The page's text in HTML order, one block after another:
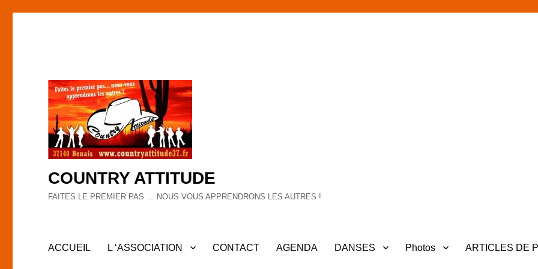
COUNTRY ATTITUDE
FAITES LE PREMIER PAS … NOUS VOUS APPRENDRONS LES AUTRES !
ACCUEIL L ‘ASSOCIATION CONTACT AGENDA DANSES Photos ARTICLES DE